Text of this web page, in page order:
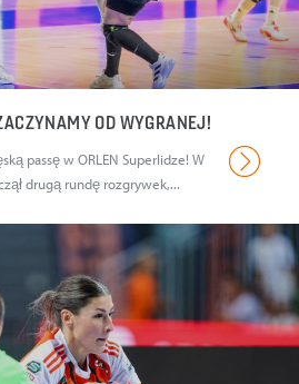
OD WYGRANEJ!
passę w ORLEN Superlidze! W
drugą rundę rozgrywek,...